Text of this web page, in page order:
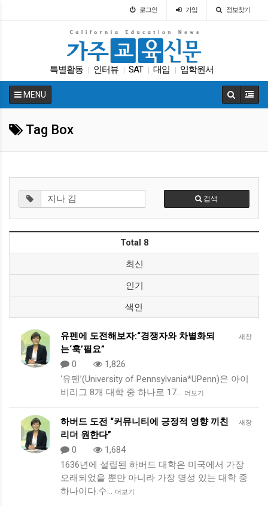
로그인 가입 정보찾기
특별활동 인터뷰 SAT 대입 입학원서
| 학교급식 팝사 코로나 학자금 차터스쿨
MENU
Tag Box
검색
Total 8
최신
인기
색인
새창
유펜에 도전해보자:“경쟁자와 차별화되
는‘훅’필요”
0
1,826
‘유펜’(University of Pennsylvania*UPenn)은 아이
비리그 8개 대학 중 하나로 17… 더보기
새창
하버드 도전 “커뮤니티에 긍정적 영향 끼친
리더 원한다”
0
1,684
1636년에 설립된 하버드 대학은 미국에서 가장
오래되었을 뿐만 아니라 가장 명성 있는 대학 중
하나이다.수… 더보기